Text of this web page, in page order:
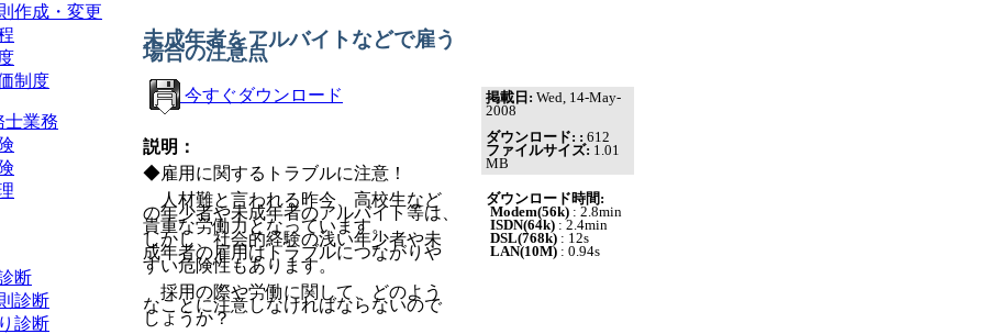
作成・変更
制度
士業務
断
診断
診断
未成年者をアルバイトなどで雇う
場合の注意点
今すぐダウンロード
説明：
◆雇用に関するトラブルに注意！
人材難と言われる昨今、高校生など
の年少者や未成年者のアルバイト等は、
貴重な労働力となっています。
しかし、社会的経験の浅い年少者や未
成年者の雇用はトラブルにつながりや
すい危険性もあります。
採用の際や労働に関して、どのよう
なことに注意しなければならないので
しょうか？
掲載日: Wed, 14-May-
2008
ダウンロード: : 612
ファイルサイズ: 1.01
MB
ダウンロード時間:
Modem(56k) : 2.8min
ISDN(64k) : 2.4min
DSL(768k) : 12s
LAN(10M) : 0.94s